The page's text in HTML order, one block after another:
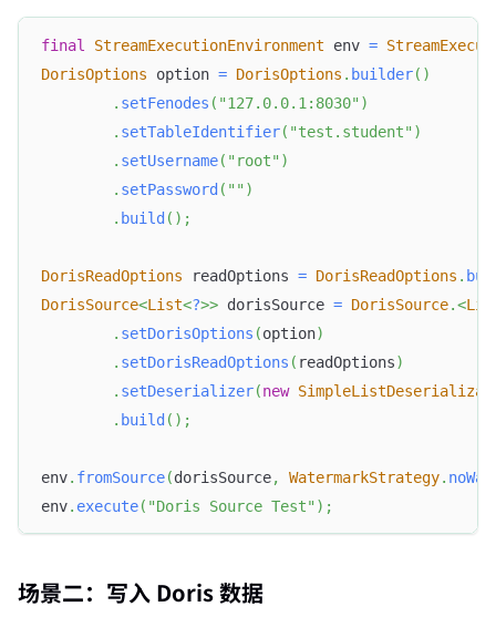
final StreamExecutionEnvironment env =
DorisOptions option = DorisOptions . builder( )
. setFenodes ( "127.0.0.1:8030" )
. setTableIdentifier( "test.student" )
. setUsername( "root" )
. setPassword ( "" )
. build ( ) ;
DorisReadOptions readOptions = DorisReadOptions .
DorisSource<List<?>> dorisSource = DorisSource.<
. setDorisOptions (option)
. setDorisReadOptions ( readOptions)
. setDeserializer(new
. build ( ) ;
env. fromSource(dorisSource, WatermarkStrategy.
env. execute( "Doris Source Test" ) ;
场景二：写入 Doris 数据